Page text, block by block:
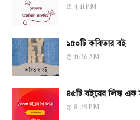
4:11 PM
১৫০টি কবিতার বই
11:26 AM
৪৫টি বইয়ের লিঙ্ক এক
8:28 PM